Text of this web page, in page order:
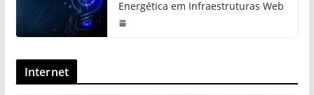
Energética em Infraestruturas Web
Internet